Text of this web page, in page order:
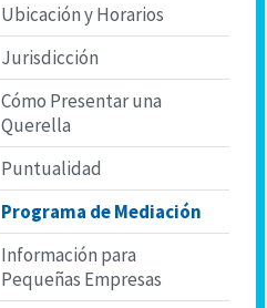
Ubicación y Horarios
Jurisdicción
Cómo Presentar una
Querella
Puntualidad
Programa de Mediación
Información para
Pequeñas Empresas